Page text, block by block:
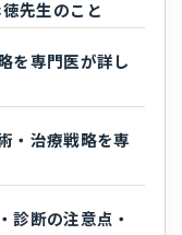
先生のこと
を専門医が詳し
・治療戦略を専
診断の注意点・